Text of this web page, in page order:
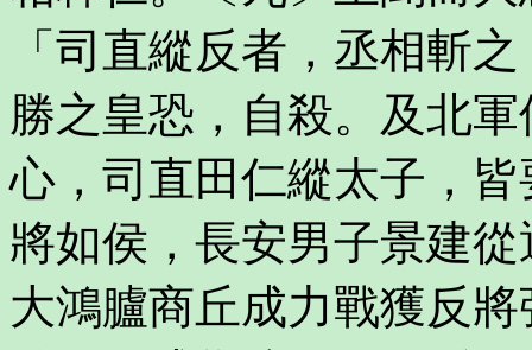
「司直縱反者，丞相斬
勝之皇恐，自殺。及北
心，司直田仁縱太子，
將如侯，長安男子景建
大鴻臚商丘成力戰獲反